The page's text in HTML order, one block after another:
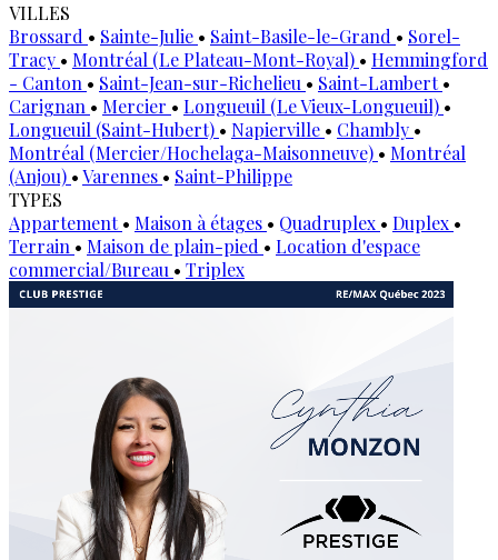
VILLES
Brossard • Sainte-Julie • Saint-Basile-le-Grand • Sorel-
Tracy • Montréal (Le Plateau-Mont-Royal) • Hemmingford
- Canton • Saint-Jean-sur-Richelieu • Saint-Lambert•
Carignan • Mercier • Longueuil (Le Vieux-Longueuil) •
Longueuil (Saint-Hubert) • Napierville • Chambly •
Montréal (Mercier/Hochelaga-Maisonneuve) • Montréal
(Anjou) •Varennes • Saint-Philippe
TYPES
Appartement• Maison à étages • Quadruplex • Duplex •
Terrain • Maison de plain-pied • Location d'espace
commercial/Bureau • Triplex